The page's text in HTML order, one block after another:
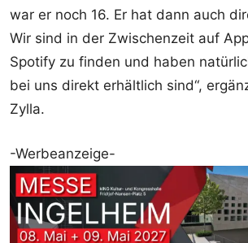
war er noch 16. Er hat dann auch
Wir sind in der Zwischenzeit auf
Spotify zu finden und haben
bei uns direkt erhältlich sind“,
Zylla.
-Werbeanzeige-